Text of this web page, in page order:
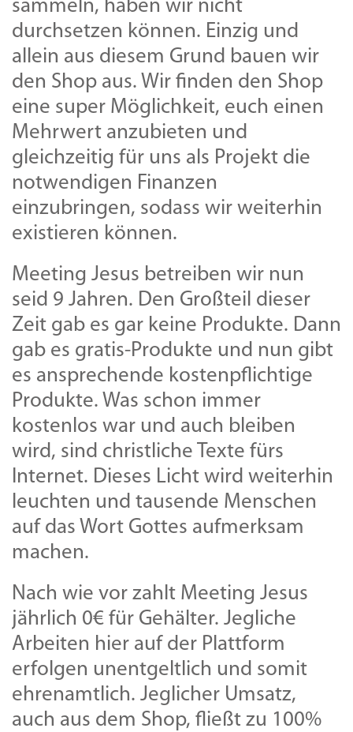
sammeln, haben wir nicht
durchsetzen können. Einzig und
allein aus diesem Grund bauen wir
den Shop aus. Wir finden den Shop
eine super Möglichkeit, euch einen
Mehrwert anzubieten und
gleichzeitig für uns als Projekt die
notwendigen Finanzen
einzubringen, sodass wir weiterhin
existieren können.
Meeting Jesus betreiben wir nun
seid 9 Jahren. Den Großteil dieser
Zeit gab es gar keine Produkte. Dann
gab es gratis-Produkte und nun gibt
es ansprechende kostenpflichtige
Produkte. Was schon immer
kostenlos war und auch bleiben
wird, sind christliche Texte fürs
Internet. Dieses Licht wird weiterhin
leuchten und tausende Menschen
auf das Wort Gottes aufmerksam
machen.
Nach wie vor zahlt Meeting Jesus
jährlich 0€ für Gehälter. Jegliche
Arbeiten hier auf der Plattform
erfolgen unentgeltlich und somit
ehrenamtlich. Jeglicher Umsatz,
auch aus dem Shop, fließt zu 100%